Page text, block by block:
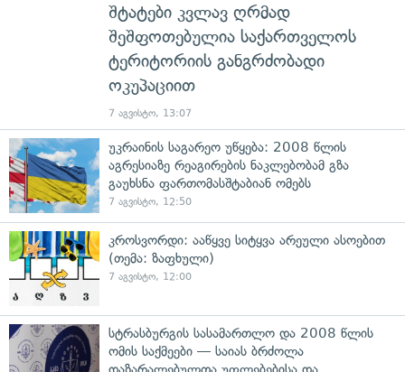
შტატები კვლავ ღრმად
შეშფოთებულია საქართველოს
ტერიტორიის განგრძობადი
ოკუპაციით
7 აგვისტო, 13:07
უკრაინის საგარეო უწყება: 2008 წლის
აგრესიაზე რეაგირების ნაკლებობამ გზა
გაუხსნა ფართომასშტაბიან ომებს
7 აგვისტო, 12:50
კროსვორდი: ააწყვე სიტყვა არეული ასოებით
(თემა: ზაფხული)
7 აგვისტო, 12:00
სტრასბურგის სასამართლო და 2008 წლის
ომის საქმეები — საიას ბრძოლა